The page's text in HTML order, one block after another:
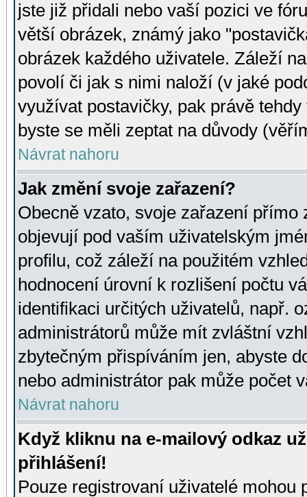
jste již přidali nebo vaší pozici ve
větší obrázek, známý jako
obrázek každého uživatele. Záleží
povolí či jak s nimi naloží (v jaké
využívat postavičky, pak právě
byste se měli zeptat na důvody
Návrat nahoru
Jak změní svoje zařazení?
Obecně vzato, svoje zařazení přímo
objevují pod vaším uživatelským
profilu, což záleží na použitém
hodnocení úrovní k rozlišení počtu
identifikaci určitých uživatelů, např.
administrátorů může mít zvláštní
zbytečným přispíváním jen, abyste
nebo administrátor pak může počet
Návrat nahoru
Když kliknu na e-mailový odkaz
přihlášení!
Pouze registrovaní uživatelé mohou